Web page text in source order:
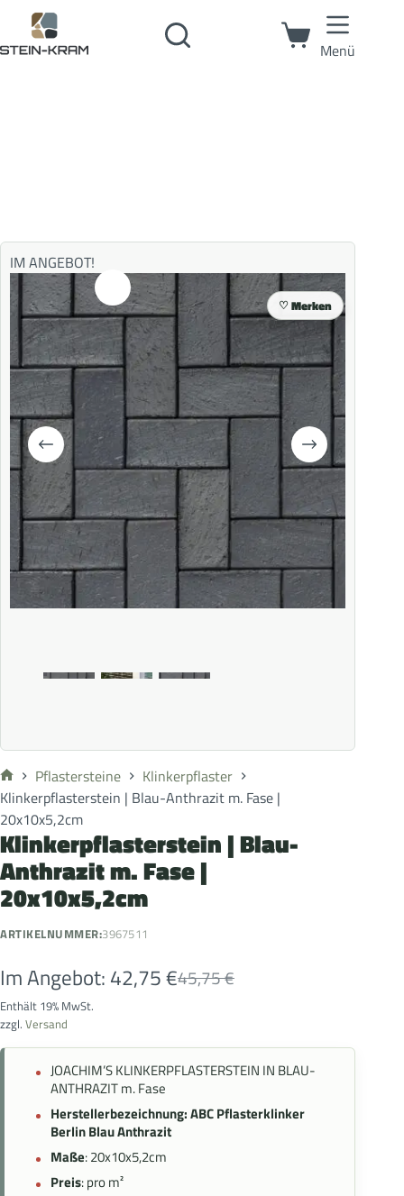
Menü
IM ANGEBOT!
Merken
Pflastersteine
Klinkerpflaster
Klinkerpflasterstein | Blau-Anthrazit m. Fase |
20x10x5,2cm
Klinkerpflasterstein | Blau-
Anthrazit m. Fase |
20x10x5,2cm
ARTIKELNUMMER:3967511
Im Angebot: 45,75€
42,75€
Enthält 19% MwSt.
zzgl. Versand
JOACHIM’S KLINKERPFLASTERSTEIN IN BLAU-
ANTHRAZIT m. Fase
Herstellerbezeichnung: ABC Pflasterklinker
Berlin Blau Anthrazit
Maße: 20x10x5,2cm
Preis: pro m²